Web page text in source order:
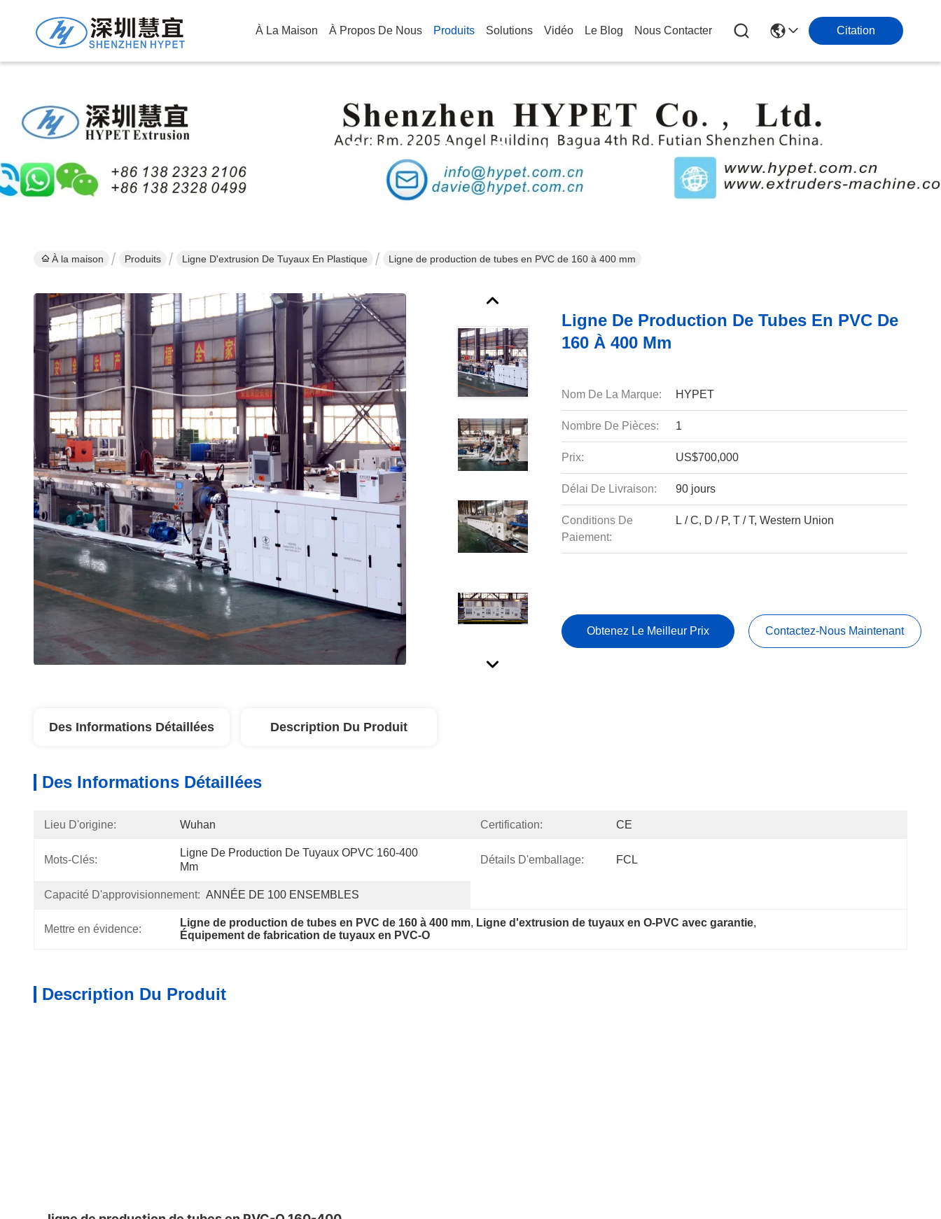
À La Maison À Propos De Nous Produits Solutions Vidéo Le Blog Nous Contacter Citation
Détails Des Produits
À la maison Produits Ligne D'extrusion De Tuyaux En Plastique Ligne de production de tubes en PVC de 160 à 400 mm
Ligne De Production De Tubes En PVC De
160 À 400 Mm
Nom De La Marque: HYPET
Nombre De Pièces: 1
Prix: US$700,000
Délai De Livraison: 90 jours
Conditions De
Paiement:
L / C, D / P, T / T, Western Union
Obtenez Le Meilleur Prix Contactez-Nous Maintenant
Des Informations Détaillées Description Du Produit
Des Informations Détaillées
Lieu D'origine: Wuhan Certification: CE
Mots-Clés:
Ligne De Production De Tuyaux OPVC 160-400
Mm
Détails D'emballage: FCL
Capacité D'approvisionnement: ANNÉE DE 100 ENSEMBLES
Mettre en évidence:
Ligne de production de tubes en PVC de 160 à 400 mm, Ligne d'extrusion de tuyaux en O-PVC avec garantie,
Équipement de fabrication de tuyaux en PVC-O
Description Du Produit